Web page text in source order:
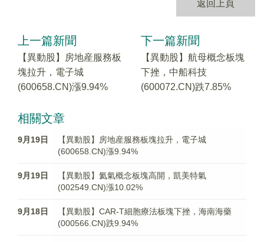
返回上頁
上一篇新聞
【異動股】房地産服務板
塊拉升，電子城
(600658.CN)漲9.94%
下一篇新聞
【異動股】航母概念板塊
下挫，中船科技
(600072.CN)跌7.85%
相關文章
9月19日
【異動股】房地産服務板塊拉升，電子城
(600658.CN)漲9.94%
9月19日
【異動股】氦氣概念板塊高開，凱美特氣
(002549.CN)漲10.02%
9月18日
【異動股】CAR-T細胞療法板塊下挫，海南海藥
(000566.CN)跌9.94%